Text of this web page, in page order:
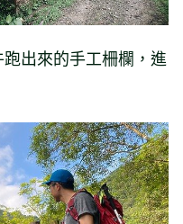
出來的手工柵欄，進